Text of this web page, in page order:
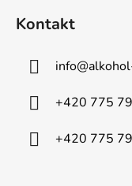
Kontakt
info@
+420 775
+420 775